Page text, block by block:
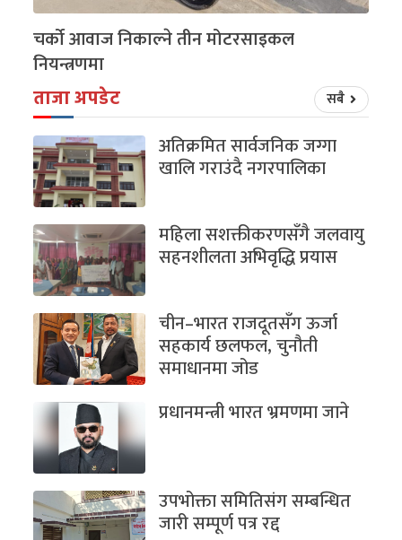
चर्को आवाज निकाल्ने तीन मोटरसाइकल
नियन्त्रणमा
ताजा अपडेट सबै
अतिक्रमित सार्वजनिक जग्गा
खालि गराउंदै नगरपालिका
महिला सशक्तीकरणसँगै जलवायु
सहनशीलता अभिवृद्धि प्रयास
चीन–भारत राजदूतसँग ऊर्जा
सहकार्य छलफल, चुनौती
समाधानमा जोड
प्रधानमन्त्री भारत भ्रमणमा जाने
उपभोक्ता समितिसंग सम्बन्धित
जारी सम्पूर्ण पत्र रद्द